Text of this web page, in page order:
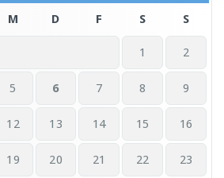
M D F S S
1 2
5 6 7 8 9
12 13 14 15 16
19 20 21 22 23